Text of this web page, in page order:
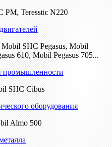
Teresstic N220
SHC Pegasus, Mobil
610, Mobil Pegasus 705...
промышленности
SHC Cibus
оборудования
Almo 500